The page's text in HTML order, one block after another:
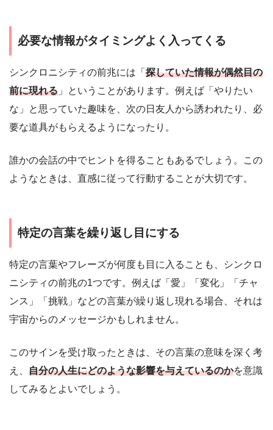
必要な情報がタイミングよく入ってくる
シンクロニシティの前兆には「 探していた情報が偶然目の
前に現れる 」ということがあります。例えば「やりたい
な」と思っていた趣味を、次の日友人から誘われたり、必
要な道具がもらえるようになったり。
誰かの会話の中でヒントを得ることもあるでしょう。この
ようなときは、直感に従って行動することが大切です。
特定の言葉を繰り返し目にする
特定の言葉やフレーズが何度も目に入ることも、シンクロ
ニシティの前兆の1つです。例えば「愛」「変化」「チャ
ンス」「挑戦」などの言葉が繰り返し現れる場合、それは
宇宙からのメッセージかもしれません。
このサインを受け取ったときは、その言葉の意味を深く考
え、 自分の人生にどのような影響を与えているのかを意識
してみるとよいでしょう。